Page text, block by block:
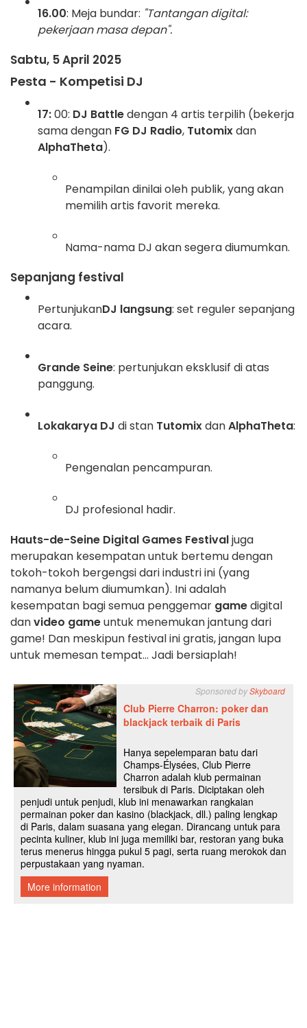
16.00: Meja bundar: "Tantangan digital:
pekerjaan masa depan".
Sabtu, 5 April 2025
Pesta - Kompetisi DJ
17:00: DJ Battledengan 4 artis terpilih (bekerja
sama dengan FG DJ Radio, Tutomixdan
AlphaTheta).
Penampilan dinilai oleh publik, yang akan
memilih artis favorit mereka.
Nama-nama DJ akan segera diumumkan.
Sepanjang festival
PertunjukanDJ langsung: set reguler sepanjang
acara.
Grande Seine: pertunjukan eksklusif di atas
panggung.
Lokakarya DJ di stan TutomixdanAlphaTheta:
Pengenalan pencampuran.
DJ profesional hadir.
Hauts-de-Seine Digital Games Festivaljuga
merupakan kesempatan untuk bertemu dengan
tokoh-tokoh bergengsi dari industri ini (yang
namanya belum diumumkan). Ini adalah
kesempatan bagi semua penggemar gamedigital
danvideo gameuntuk menemukan jantung dari
game! Dan meskipun festival ini gratis, jangan lupa
untuk memesan tempat... Jadi bersiaplah!